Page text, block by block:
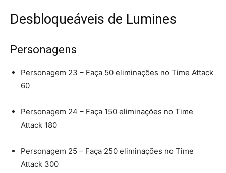
Desbloqueáveis de Lumines
Personagens
Personagem 23 – Faça 50 eliminações no Time Attack
60
Personagem 24 – Faça 150 eliminações no Time
Attack 180
Personagem 25 – Faça 250 eliminações no Time
Attack 300